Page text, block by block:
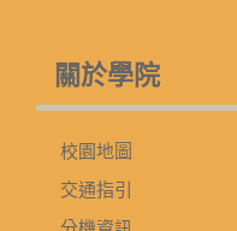
關於學院
校園地圖
交通指引